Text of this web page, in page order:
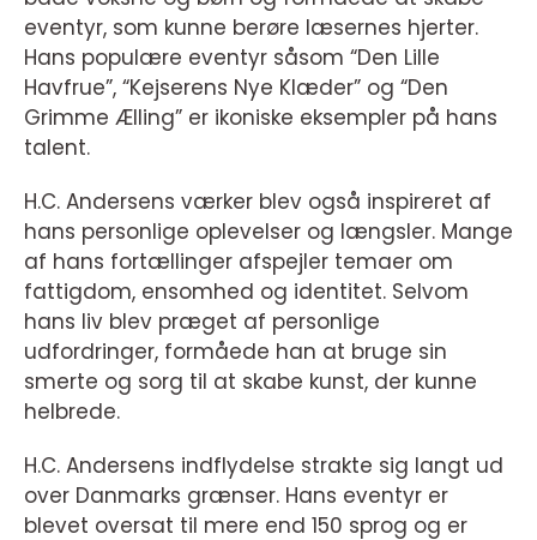
eventyr, som kunne berøre læsernes hjerter.
Hans populære eventyr såsom “Den Lille
Havfrue”, “Kejserens Nye Klæder” og “Den
Grimme Ælling” er ikoniske eksempler på hans
talent.
H.C. Andersens værker blev også inspireret af
hans personlige oplevelser og længsler. Mange
af hans fortællinger afspejler temaer om
fattigdom, ensomhed og identitet. Selvom
hans liv blev præget af personlige
udfordringer, formåede han at bruge sin
smerte og sorg til at skabe kunst, der kunne
helbrede.
H.C. Andersens indflydelse strakte sig langt ud
over Danmarks grænser. Hans eventyr er
blevet oversat til mere end 150 sprog og er